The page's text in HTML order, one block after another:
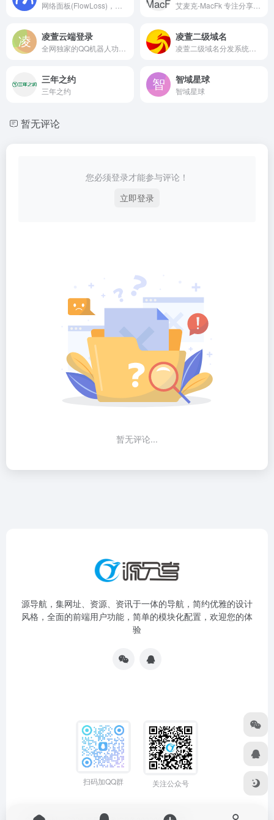
凌萱云端登录 凌萱二级域名
三年之约
三年之约
智域星球
智域星球
暂无评论
您必须登录才能参与评论！
立即登录
暂无评论...
源导航，集网址、资源、资讯于一体的导航，简约优雅的设计
风格，全面的前端用户功能，简单的模块化配置，欢迎您的体
验
扫码加QQ群 关注公众号